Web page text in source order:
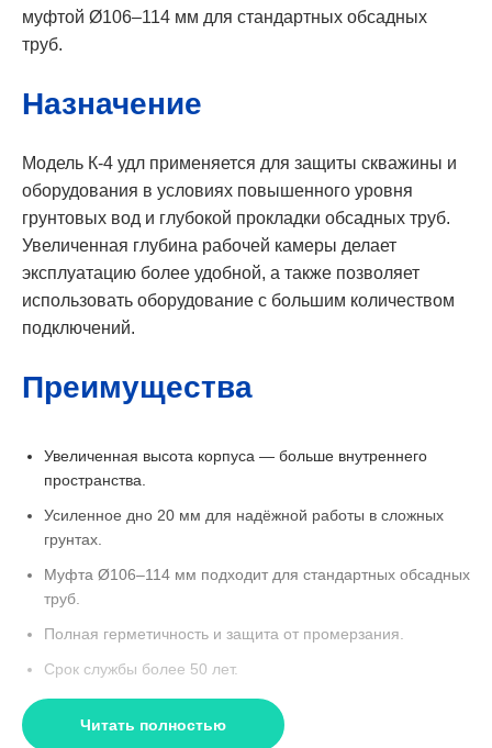
муфтой Ø106–114 мм для стандартных обсадных
труб.
Назначение
Модель К-4 удл применяется для защиты скважины и
оборудования в условиях повышенного уровня
грунтовых вод и глубокой прокладки обсадных труб.
Увеличенная глубина рабочей камеры делает
эксплуатацию более удобной, а также позволяет
использовать оборудование с большим количеством
подключений.
Преимущества
Увеличенная высота корпуса — больше внутреннего
пространства.
Усиленное дно 20 мм для надёжной работы в сложных
грунтах.
Муфта Ø106–114 мм подходит для стандартных обсадных
труб.
Полная герметичность и защита от промерзания.
Срок службы более 50 лет.
Читать полностью